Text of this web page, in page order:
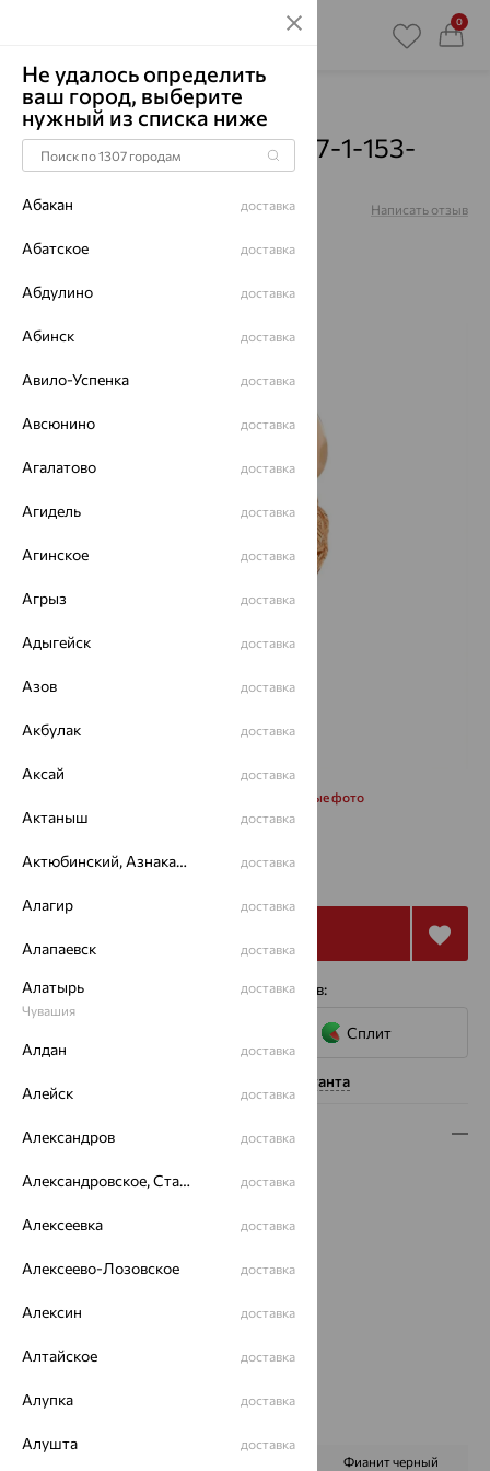
0
Главная Каталог Броши Кварц
Брошь, золото, кварц, 07-1-153-
0705-012
Артикул:
Написать отзыв
Запросить дополнительные фото
35 045₽ 100 129
4 платежа по 8 761 с помощью сервисов:
Сплит
Нужна помощь консультанта
Описание
Вес:3.13
Цвет металла:
Страна происхождения:
РОССИЯ
Цвет вставки:
Наименование цвета вставки:
Микс
Фианит черный
Не удалось определить
ваш город, выберите
нужный из списка ниже
Абакан доставка
Абатское доставка
Абдулино доставка
Абинск доставка
Авило-Успенка доставка
Авсюнино доставка
Агалатово доставка
Агидель доставка
Агинское доставка
Агрыз доставка
Адыгейск доставка
Азов доставка
Акбулак доставка
Аксай доставка
Актаныш доставка
Актюбинский, Азнакаевский район доставка
Алагир доставка
Алапаевск доставка
Алатырь
Чувашия
доставка
Алдан доставка
Алейск доставка
Александров доставка
Александровское, Ставропольский край доставка
Алексеевка доставка
Алексеево-Лозовское доставка
Алексин доставка
Алтайское доставка
Алупка доставка
Алушта доставка